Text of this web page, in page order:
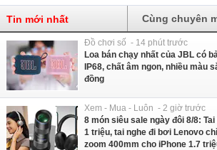
Tin mới nhất Cùng chuyên
Đồ chơi số - 14 phút trước
Loa bán chạy nhất của JBL có
IP68, chất âm ngon, nhiều màu
đồng
Xem - Mua - Luôn - 2 giờ trước
8 món siêu sale ngày đôi 8/8:
1 triệu, tai nghe đi bơi Lenovo
zoom 400mm cho iPhone 1.7